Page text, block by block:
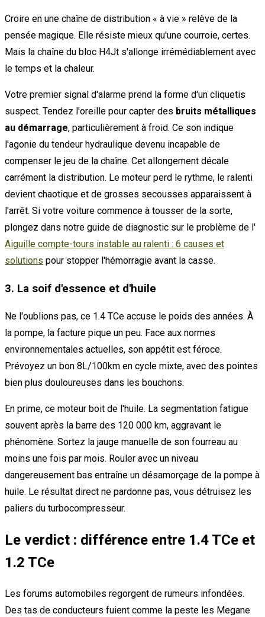
Croire en une chaîne de distribution « à vie » relève de la
pensée magique. Elle résiste mieux qu'une courroie, certes.
Mais la chaîne du bloc H4Jt s'allonge irrémédiablement avec
le temps et la chaleur.
Votre premier signal d'alarme prend la forme d'un cliquetis
suspect. Tendez l'oreille pour capter des bruits métalliques
au démarrage, particulièrement à froid. Ce son indique
l'agonie du tendeur hydraulique devenu incapable de
compenser le jeu de la chaîne. Cet allongement décale
carrément la distribution. Le moteur perd le rythme, le ralenti
devient chaotique et de grosses secousses apparaissent à
l'arrêt. Si votre voiture commence à tousser de la sorte,
plongez dans notre guide de diagnostic sur le problème de l'
Aiguille compte-tours instable au ralenti : 6 causes et
solutions pour stopper l'hémorragie avant la casse.
3. La soif d'essence et d'huile
Ne l'oublions pas, ce 1.4 TCe accuse le poids des années. À
la pompe, la facture pique un peu. Face aux normes
environnementales actuelles, son appétit est féroce.
Prévoyez un bon 8L/100km en cycle mixte, avec des pointes
bien plus douloureuses dans les bouchons.
En prime, ce moteur boit de l'huile. La segmentation fatigue
souvent après la barre des 120 000 km, aggravant le
phénomène. Sortez la jauge manuelle de son fourreau au
moins une fois par mois. Rouler avec un niveau
dangereusement bas entraîne un désamorçage de la pompe à
huile. Le résultat direct ne pardonne pas, vous détruisez les
paliers du turbocompresseur.
Le verdict : différence entre 1.4 TCe et
1.2 TCe
Les forums automobiles regorgent de rumeurs infondées.
Des tas de conducteurs fuient comme la peste les Megane